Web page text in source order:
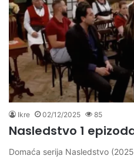
Ikre 02/12/2025 85
Nasledstvo 1
Domaća serija Nasledstvo